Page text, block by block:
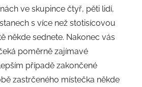
ve skupince čtyř, pěti lidí,
s více než stotisícovou
někde sednete. Nakonec vás
poměrně zajímavé
případě zakončené
zastrčeného místečka někde